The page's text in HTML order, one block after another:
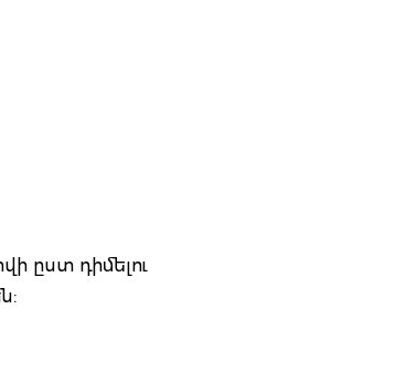
ըստ դիմելու